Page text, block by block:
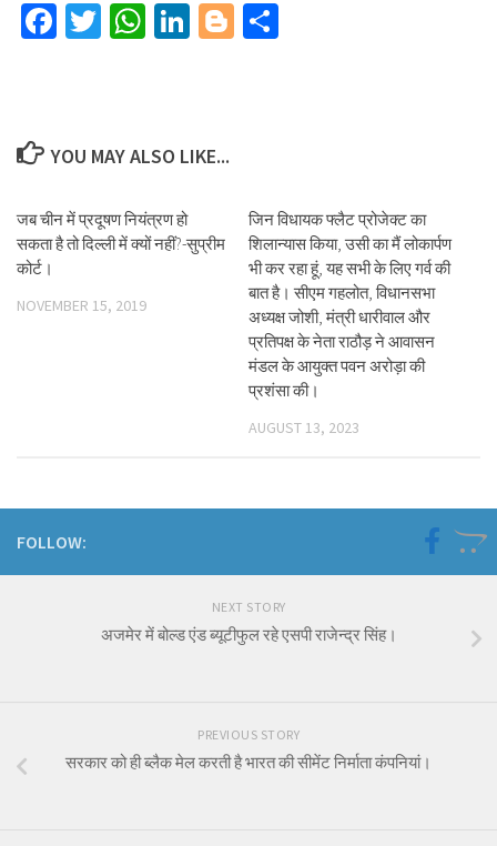
Facebook
TwitterWhatsApp
LinkedIn
Blogger
YOU MAY ALSO LIKE...
जब चीन में प्रदूषण नियंत्रण हो
सकता है तो दिल्ली में क्यों नहीं?-सुप्रीम
कोर्ट।
NOVEMBER 15, 2019
जिन विधायक फ्लैट प्रोजेक्ट का
शिलान्यास किया, उसी का मैं लोकार्पण
भी कर रहा हूं, यह सभी के लिए गर्व की
बात है। सीएम गहलोत, विधानसभा
अध्यक्ष जोशी, मंत्री धारीवाल और
प्रतिपक्ष के नेता राठौड़ ने आवासन
मंडल के आयुक्त पवन अरोड़ा की
प्रशंसा की।
AUGUST 13, 2023
FOLLOW:
NEXT STORY
अजमेर में बोल्ड एंड ब्यूटीफुल रहे एसपी राजेन्द्र सिंह।
PREVIOUS STORY
सरकार को ही ब्लैक मेल करती है भारत की सीमेंट निर्माता कंपनियां।